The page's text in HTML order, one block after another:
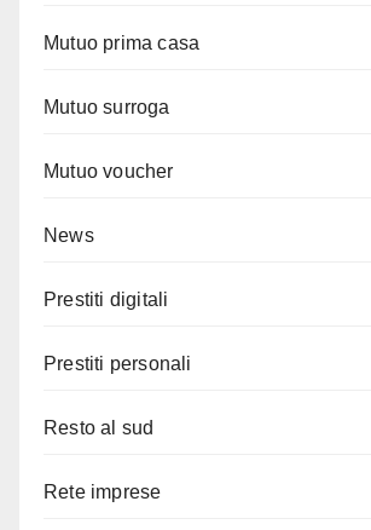
Mutuo prima casa
Mutuo surroga
Mutuo voucher
News
Prestiti digitali
Prestiti personali
Resto al sud
Rete imprese